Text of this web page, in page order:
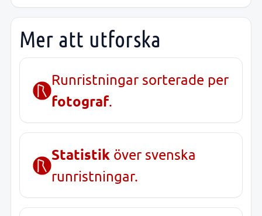
Mer att utforska
Runristningar sorterade per
fotograf.
Statistik över svenska
runristningar.